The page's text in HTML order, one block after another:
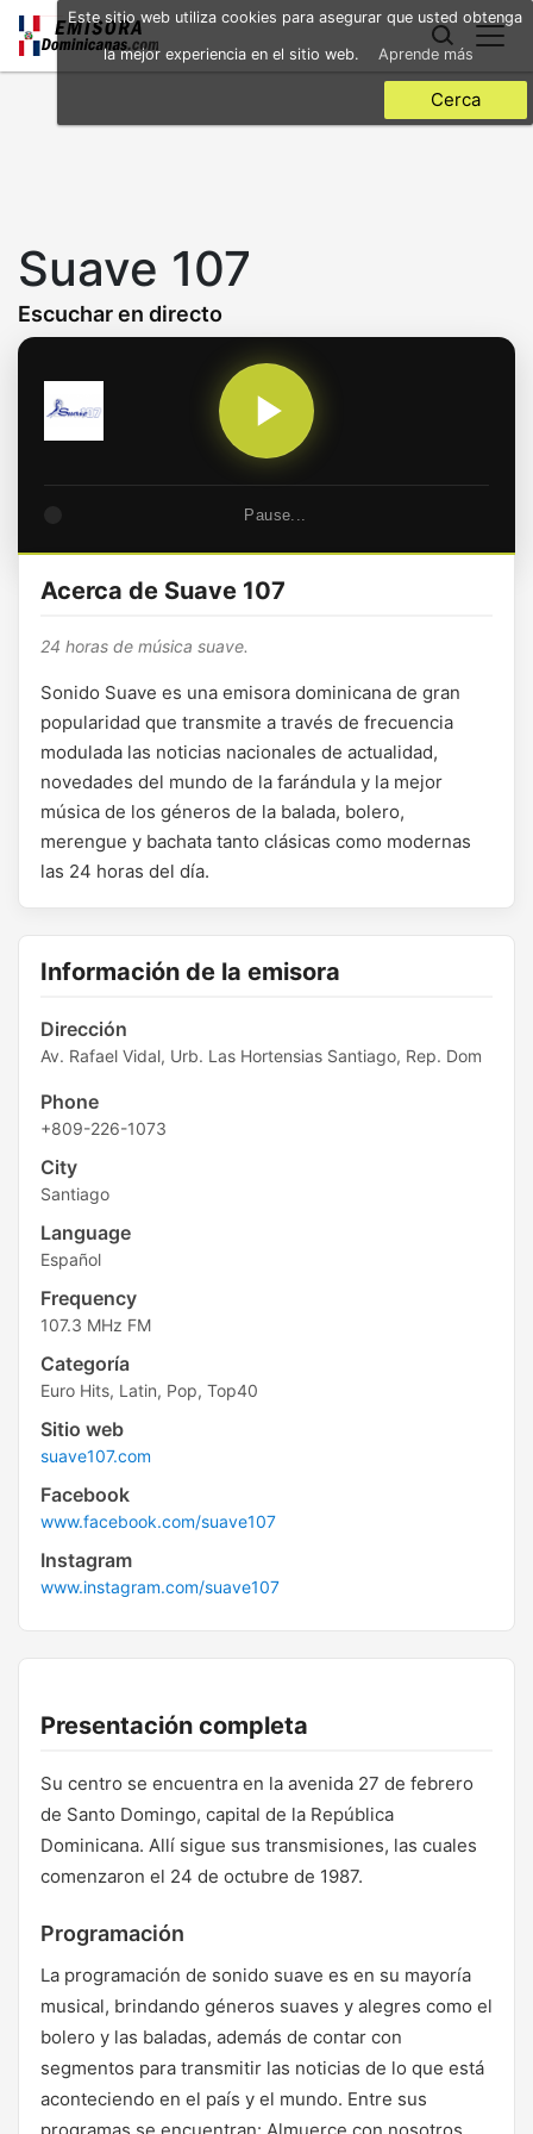
Skip
main
Suave 107
Escuchar en directo
Pause...
Acerca de Suave 107
24 horas de música suave.
Sonido Suave es una emisora dominicana de gran
popularidad que transmite a través de frecuencia
modulada las noticias nacionales de actualidad,
novedades del mundo de la farándula y la mejor
música de los géneros de la balada, bolero,
merengue y bachata tanto clásicas como modernas
las 24 horas del día.
Información de la emisora
Dirección
Av. Rafael Vidal, Urb. Las Hortensias Santiago, Rep. Dom
Phone
+809-226-1073
City
Santiago
Language
Español
Frequency
107.3 MHz FM
Categoría
Euro Hits, Latin, Pop, Top40
Sitio web
suave107.com
Facebook
www.facebook.com/suave107
Instagram
www.instagram.com/suave107
Presentación completa
Su centro se encuentra en la avenida 27 de febrero
de Santo Domingo, capital de la República
Dominicana. Allí sigue sus transmisiones, las cuales
comenzaron el 24 de octubre de 1987.
Programación
La programación de sonido suave es en su mayoría
musical, brindando géneros suaves y alegres como el
bolero y las baladas, además de contar con
segmentos para transmitir las noticias de lo que está
aconteciendo en el país y el mundo. Entre sus
Este sitio web utiliza cookies para asegurar que usted obtenga
la mejor experiencia en el sitio web. Aprende más
Cerca